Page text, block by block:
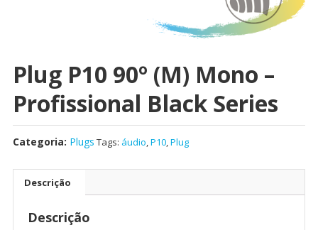
Plug P10 90º (M) Mono –
Profissional Black Series
Categoria: Plugs Tags: áudio,P10,Plug
Descrição
Descrição